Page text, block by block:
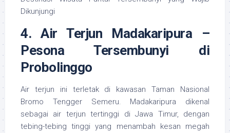
Dikunjungi
4. Air Terjun Madakaripura –
Pesona Tersembunyi di
Probolinggo
Air terjun ini terletak di kawasan Taman Nasional
Bromo Tengger Semeru. Madakaripura dikenal
sebagai air terjun tertinggi di Jawa Timur, dengan
tebing-tebing tinggi yang menambah kesan megah